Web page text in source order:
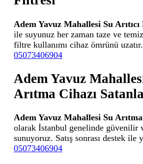
Adem Yavuz Mahallesi Su
ile suyunuz her zaman taze ve
filtre kullanımı cihaz ömrünü uzatır.
05073406904
Adem Yavuz
Arıtma Cihazı
Adem Yavuz Mahallesi Su
olarak İstanbul genelinde güvenilir
sunuyoruz. Satış sonrası destek ile
05073406904